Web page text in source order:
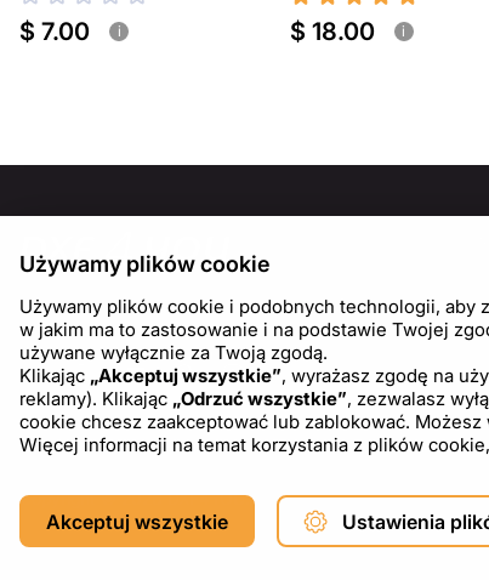
$ 7.00 i $ 18.00 i
Copyright © 2026 DXF4YOU.
Używamy plików cookie
Używamy plików cookie i podobnych technologii, aby
w jakim ma to zastosowanie i na podstawie Twojej
używane wyłącznie za Twoją zgodą.
Klikając „Akceptuj wszystkie”, wyrażasz zgodę na
reklamy). Klikając „Odrzuć wszystkie”, zezwalasz
cookie chcesz zaakceptować lub zablokować.
Więcej informacji na temat korzystania z plików
Akceptuj wszystkie Ustawienia